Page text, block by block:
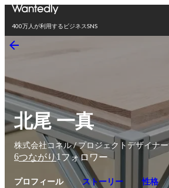
400万人が利用するビジネスSNS
北尾 一真
株式会社コネル / プロジェクトデザイナー
6つながり1 フォロワー
プロフィール ストーリー 性格